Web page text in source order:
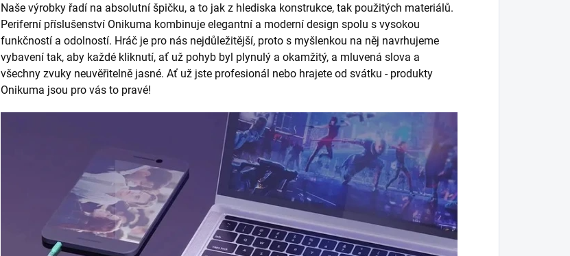
Naše výrobky řadí na absolutní špičku, a to jak z hlediska konstrukce, tak použitých materiálů.
Periferní příslušenství Onikuma kombinuje elegantní a moderní design spolu s vysokou
funkčností a odolností. Hráč je pro nás nejdůležitější, proto s myšlenkou na něj navrhujeme
vybavení tak, aby každé kliknutí, ať už pohyb byl plynulý a okamžitý, a mluvená slova a
všechny zvuky neuvěřitelně jasné. Ať už jste profesionál nebo hrajete od svátku - produkty
Onikuma jsou pro vás to pravé!